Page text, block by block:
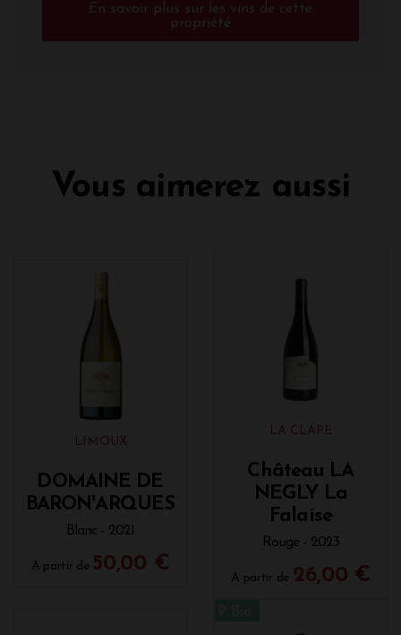
En savoir plus sur les vins de cette
propriété
Vous aimerez aussi
LIMOUX
DOMAINE DE
BARON'ARQUES
Blanc - 2021
A partir de 50,00 €
LA CLAPE
Château LA
NEGLY La
Falaise
Rouge - 2023
A partir de 26,00 €